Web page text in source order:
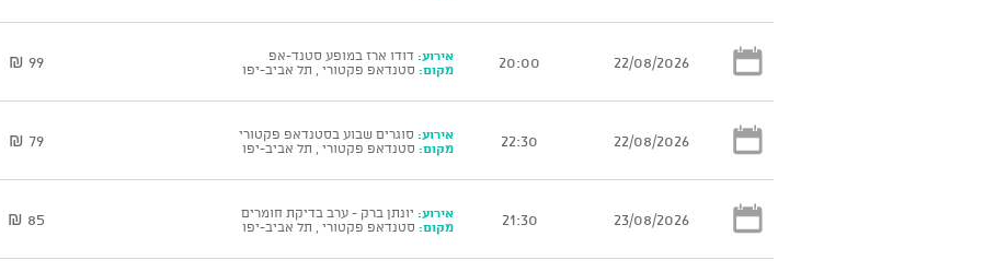
22/08/2026
20:00 אירוע: דודו ארז במופע סטנד-אפ
מקום: סטנדאפ פקטורי , תל אביב-יפו 99 ₪
22/08/2026
22:30 אירוע: סוגרים שבוע בסטנדאפ פקטורי
מקום: סטנדאפ פקטורי , תל אביב-יפו 79 ₪
23/08/2026
21:30 אירוע: יונתן ברק - ערב בדיקת חומרים
מקום: סטנדאפ פקטורי , תל אביב-יפו 85 ₪